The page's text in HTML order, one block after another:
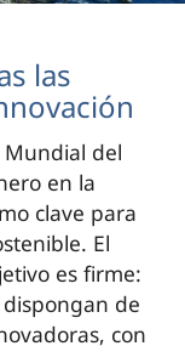
las
Mundial del
en la
clave para
El
es firme:
de
con